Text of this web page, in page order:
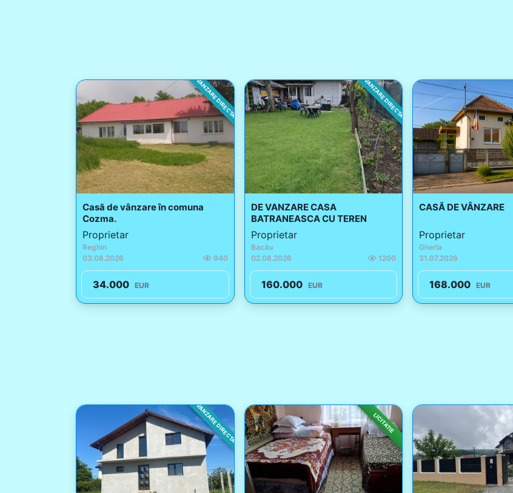
VANZARE DIRECTA
Casă de vânzare în comuna
Cozma.
Proprietar
Reghin
03.08.2026
940
34.000 EUR
VANZARE DIRECTA
DE VANZARE CASA
BATRANEASCA CU TEREN
Proprietar
Bacău
02.08.2026
1200
160.000 EUR
CASĂ DE VÂNZARE
Proprietar
Gherla
31.07.2026
168.000 EUR
VANZARE DIRECTA LICITATIE